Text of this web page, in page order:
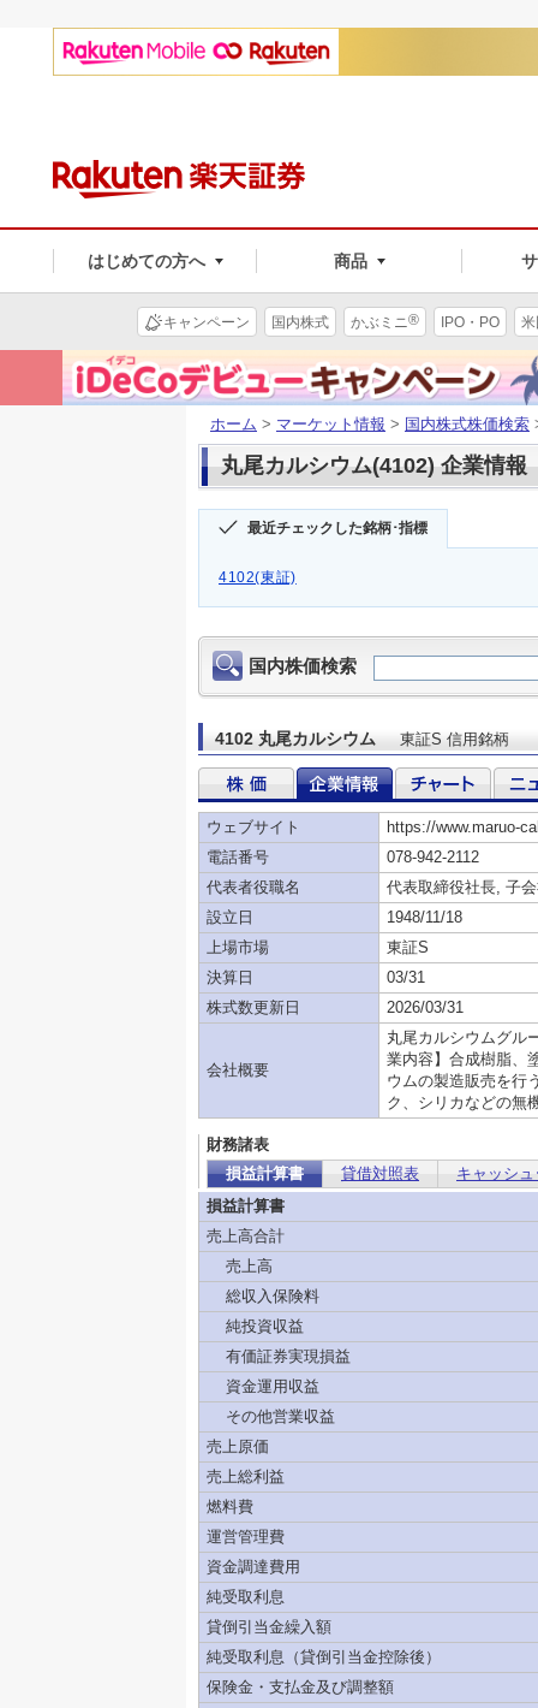
はじめての方へ 商品
キャンペーン 国内株式 かぶミニ® IPO・PO
ホーム > マーケット情報 > 国内株式株価検索
丸尾カルシウム(4102) 企業情報
最近チェックした銘柄･指標
4102(東証)